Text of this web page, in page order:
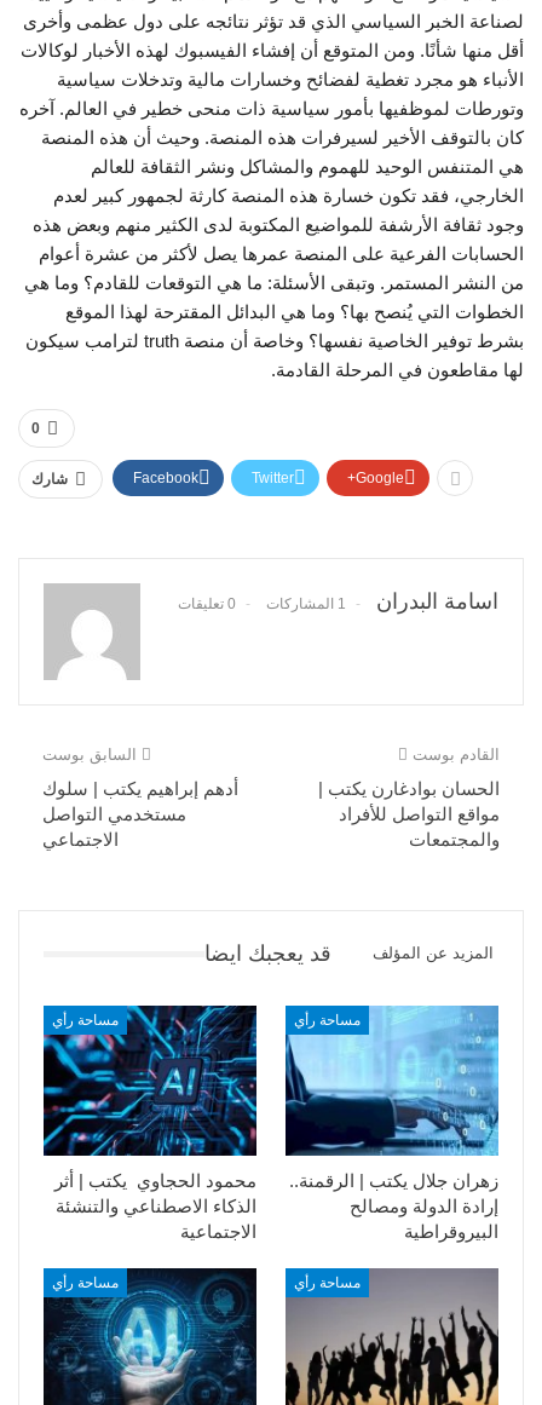
لصناعة الخبر السياسي الذي قد تؤثر نتائجه على دول عظمى وأخرى
أقل منها شأنًا. ومن المتوقع أن إفشاء الفيسبوك لهذه الأخبار لوكالات
الأنباء هو مجرد تغطية لفضائح وخسارات مالية وتدخلات سياسية
وتورطات لموظفيها بأمور سياسية ذات منحى خطير في العالم. آخره
كان بالتوقف الأخير لسيرفرات هذه المنصة. وحيث أن هذه المنصة
هي المتنفس الوحيد للهموم والمشاكل ونشر الثقافة للعالم
الخارجي، فقد تكون خسارة هذه المنصة كارثة لجمهور كبير لعدم
وجود ثقافة الأرشفة للمواضيع المكتوبة لدى الكثير منهم وبعض هذه
الحسابات الفرعية على المنصة عمرها يصل لأكثر من عشرة أعوام
من النشر المستمر. وتبقى الأسئلة: ما هي التوقعات للقادم؟ وما هي
الخطوات التي يُنصح بها؟ وما هي البدائل المقترحة لهذا الموقع
بشرط توفير الخاصية نفسها؟ وخاصة أن منصة truth لترامب سيكون
لها مقاطعون في المرحلة القادمة.
0
شارك Facebook Twitter Google+
اسامة البدران 1 المشاركات 0 تعليقات
السابق بوست
أدهم إبراهيم يكتب | سلوك
مستخدمي التواصل
الاجتماعي
القادم بوست
الحسان بوادغارن يكتب |
مواقع التواصل للأفراد
والمجتمعات
قد يعجبك ايضا المزيد عن المؤلف
مساحة رأي
محمود الحجاوي يكتب | أثر
الذكاء الاصطناعي والتنشئة
الاجتماعية
مساحة رأي
زهران جلال يكتب | الرقمنة..
إرادة الدولة ومصالح
البيروقراطية
مساحة رأي مساحة رأي